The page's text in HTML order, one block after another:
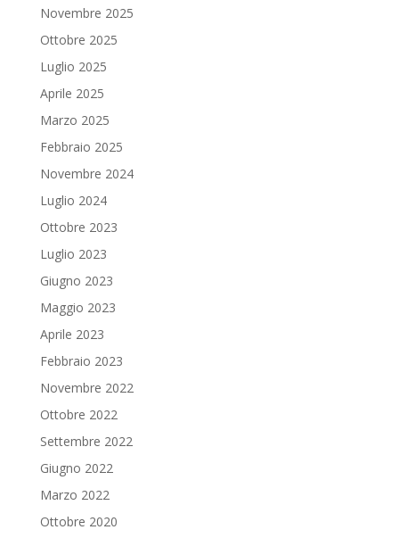
Novembre 2025
Ottobre 2025
Luglio 2025
Aprile 2025
Marzo 2025
Febbraio 2025
Novembre 2024
Luglio 2024
Ottobre 2023
Luglio 2023
Giugno 2023
Maggio 2023
Aprile 2023
Febbraio 2023
Novembre 2022
Ottobre 2022
Settembre 2022
Giugno 2022
Marzo 2022
Ottobre 2020